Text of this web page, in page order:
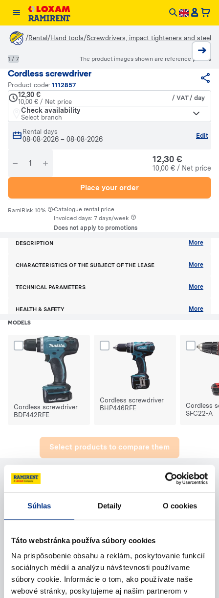
Súhlas Detaily O cookies
Táto webstránka používa súbory cookies
Na prispôsobenie obsahu a reklám, poskytovanie funkcií
sociálnych médií a analýzu návštevnosti používame
súbory cookie. Informácie o tom, ako používate naše
webové stránky, poskytujeme aj našim partnerom v
/Rental /Hand tools/Screwdrivers, impact tighteners and steel
Cordless screwdriver
Product code: 1112857
12,30 €
10,00 € / Net price
/ VAT / day
Check availability
Select branch
Rental days
08-08-2026 – 08-08-2026 Edit
12,30 €
10,00 € / Net price
Place your order
RamiRisk 10% ·Catalogue rental price
Invoiced days: 7 days/week
Does not apply to promotions
1 / 7 The product images shown are reference photos
DESCRIPTION More
CHARACTERISTICS OF THE SUBJECT OF THE LEASE More
TECHNICAL PARAMETERS More
HEALTH & SAFETY More
MODELS
Dodaj produkt Cordless screwdriver BDF442RFE do porównania
Cordless screwdriver
BDF442RFE
Dodaj produkt Cordless screwdriver
Cordless screwdriver
BHP446RFE
Dodaj
Cordless
SFC22-A
Select products to compare them
Need help?
Reach out to us